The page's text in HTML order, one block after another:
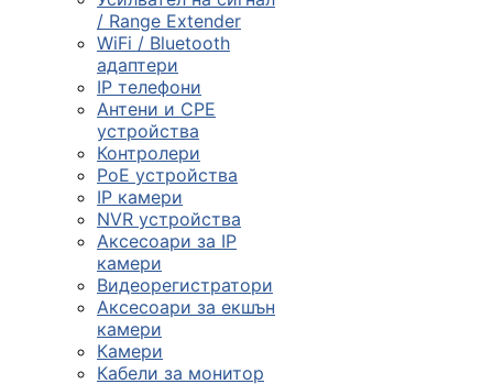
/ Range Extender
WiFi / Bluetooth
адаптери
IP телефони
Антени и CPE
устройства
Контролери
PoE устройства
IP камери
NVR устройства
Аксесоари за IP
камери
Видеорегистратори
Аксесоари за екшън
камери
Камери
Кабели за монитор